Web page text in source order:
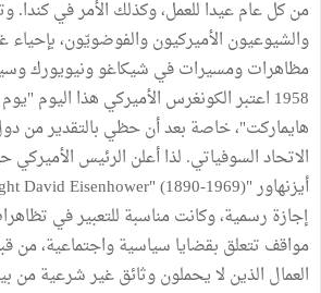
من كل عام عيدا للعمل، وكذلك الأمر في كندا.
والشيوعيون الأميركيون والفوضويّون،
مظاهرات ومسيرات في شيكاغو ونيويورك
1958 اعتبر الكونغرس الأميركي هذا اليوم
هايماركت"، خاصة بعد أن حظي بالتقدير من
الاتحاد السوفياتي. لذا أعلن الرئيس الأميركي
إجازة رسمية، وكانت مناسبة للتعبير في
مواقف تتعلق بقضايا سياسية واجتماعية،
العمال الذين لا يحملون وثائق غير شرعية من